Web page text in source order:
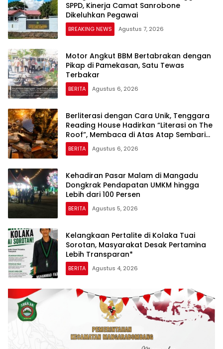
SPPD, Kinerja Camat Sanrobone
Dikeluhkan Pegawai
BREAKING NEWS Agustus 7, 2026
Motor Angkut BBM Bertabrakan dengan
Pikap di Pamekasan, Satu Tewas
Terbakar
BERITA Agustus 6, 2026
Berliterasi dengan Cara Unik, Tenggara
Reading House Hadirkan “Literasi on The
Roof”, Membaca di Atas Atap Sembari
Menikmati Senja
BERITA Agustus 6, 2026
Kehadiran Pasar Malam di Mangadu
Dongkrak Pendapatan UMKM hingga
Lebih dari 100 Persen
BERITA Agustus 5, 2026
Kelangkaan Pertalite di Kolaka Tuai
Sorotan, Masyarakat Desak Pertamina
Lebih Transparan*
BERITA Agustus 4, 2026